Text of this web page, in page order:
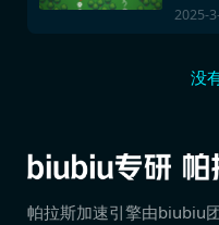
2025-
没
帕拉斯加速引擎由biubiu